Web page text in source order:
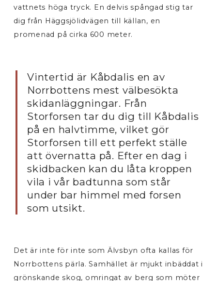
vattnets höga tryck. En delvis spångad stig tar
dig från Häggsjölidvägen till källan, en
promenad på cirka 600 meter.
Vintertid är Kåbdalis en av
Norrbottens mest välbesökta
skidanläggningar. Från
Storforsen tar du dig till Kåbdalis
på en halvtimme, vilket gör
Storforsen till ett perfekt ställe
att övernatta på. Efter en dag i
skidbacken kan du låta kroppen
vila i vår badtunna som står
under bar himmel med forsen
som utsikt.
Det är inte för inte som Älvsbyn ofta kallas för
Norrbottens pärla. Samhället är mjukt inbäddat i
grönskande skog, omringat av berg som möter